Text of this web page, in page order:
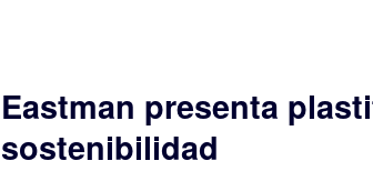
Eastman presenta
sostenibilidad